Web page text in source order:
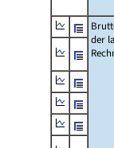
der